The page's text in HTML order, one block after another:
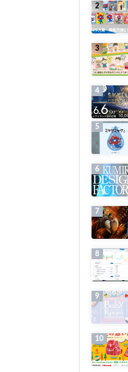
2
3
4
5
6
7
8
9
10